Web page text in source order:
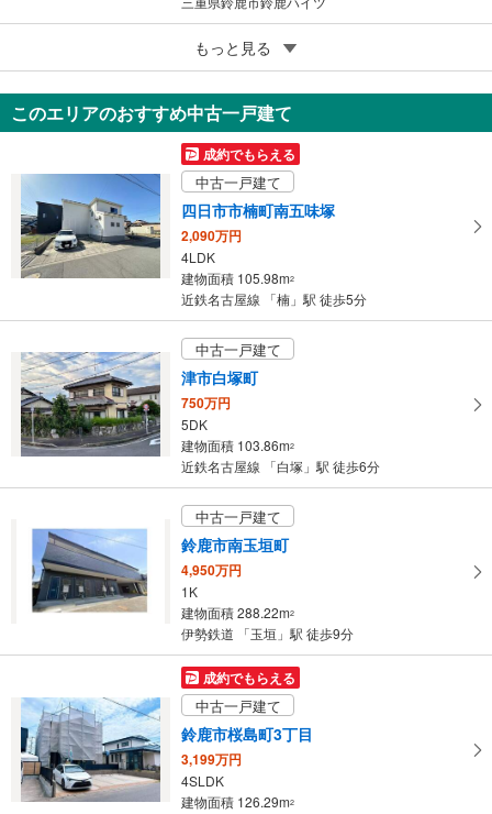
成約でもらえる
鈴鹿市若松北3丁目
2,180万円
5LDK
105.37m2
三重県鈴鹿市若松北3丁目
もっと見る
このエリアのおすすめ中古一戸建て
成約でもらえる
中古一戸建て
四日市市楠町南五味塚
2,090万円
4LDK
建物面積 105.98m2
近鉄名古屋線 「楠」駅 徒歩5分
中古一戸建て
津市白塚町
750万円
5DK
建物面積 103.86m2
近鉄名古屋線 「白塚」駅 徒歩6分
中古一戸建て
鈴鹿市南玉垣町
4,950万円
1K
建物面積 288.22m2
伊勢鉄道 「玉垣」駅 徒歩9分
成約でもらえる
中古一戸建て
鈴鹿市桜島町3丁目
3,199万円
4SLDK
建物面積 126.29m2